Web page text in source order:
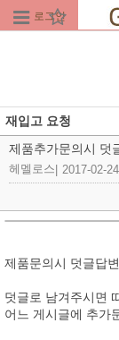
로그인
재입고 요청
제품추가문의시 덧
헤멜로스 2017-02-24
제품문의시 덧글답
덧글로 남겨주시면
어느 게시글에 추가